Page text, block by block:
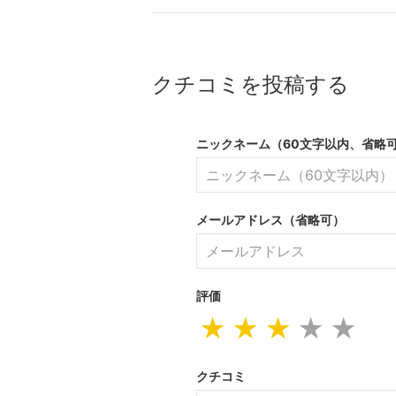
クチコミを投稿する
ニックネーム（60文字以内、省略
メールアドレス（省略可）
評価
★
★
★
★
★
クチコミ